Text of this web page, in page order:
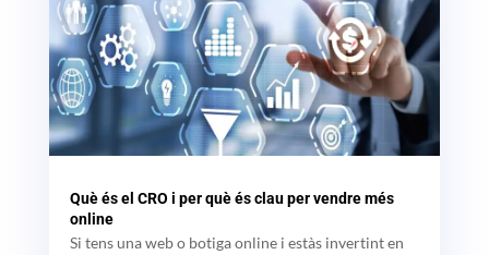
Què és el CRO i per què és clau per vendre més
online
Si tens una web o botiga online i estàs invertint en